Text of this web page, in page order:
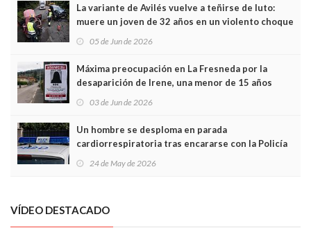
La variante de Avilés vuelve a teñirse de luto:
muere un joven de 32 años en un violento choque
05 de Jun de 2026
Máxima preocupación en La Fresneda por la
desaparición de Irene, una menor de 15 años
03 de Jun de 2026
Un hombre se desploma en parada
cardiorrespiratoria tras encararse con la Policía
24 de May de 2026
VÍDEO DESTACADO